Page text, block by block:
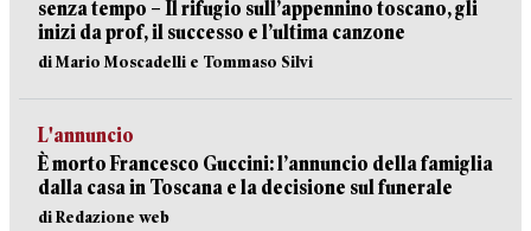
senza tempo – Il rifugio sull’appennino toscano, gli
inizi da prof, il successo e l’ultima canzone
di Mario Moscadelli e Tommaso Silvi
L'annuncio
È morto Francesco Guccini: l’annuncio della famiglia
dalla casa in Toscana e la decisione sul funerale
di Redazione web